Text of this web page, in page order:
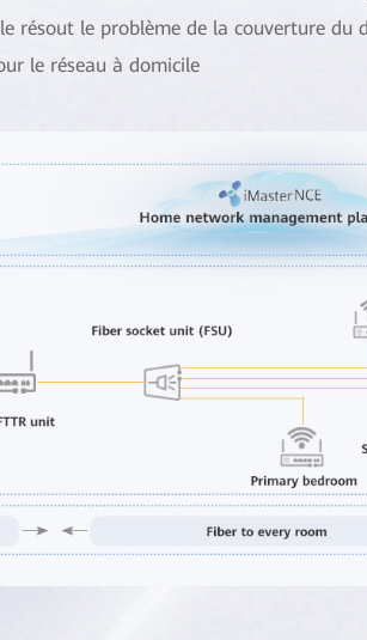
résout le problème de la couverture du
le réseau à domicile